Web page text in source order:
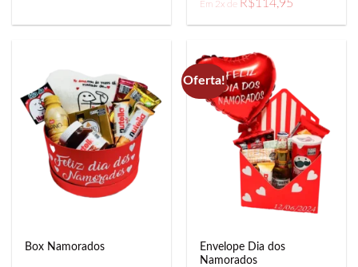
Em 2x de R$114,95
Box Namorados
Oferta!
Envelope Dia dos
Namorados